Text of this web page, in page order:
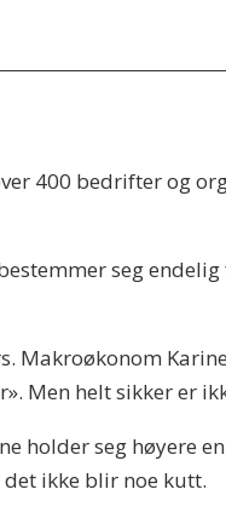
400 bedrifter og
seg
Makroøkonom
Men helt sikker er
holder seg høyere
ikke blir noe kutt.